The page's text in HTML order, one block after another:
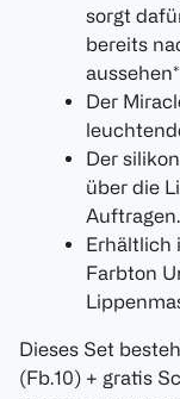
sorgt
bereits
Der
Der
über die
Auftragen.
Erhältlich
Farbton
Dieses Set
(Fb.10) + gratis